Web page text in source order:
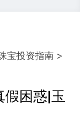
宝投资指南 >
假困惑|玉